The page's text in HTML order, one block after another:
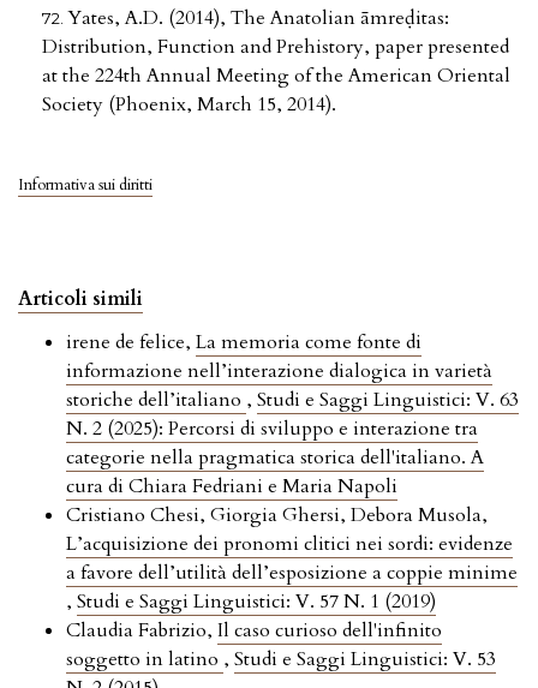
Informativa sui diritti
Yates, A.D. (2014), The Anatolian āmreḍitas:
Distribution, Function and Prehistory, paper presented
at the 224th Annual Meeting of the American Oriental
Society (Phoenix, March 15, 2014).
Articoli simili
irene de felice, La memoria come fonte di
informazione nell’interazione dialogica in varietà
storiche dell’italiano , Studi e Saggi Linguistici: V. 63
N. 2 (2025): Percorsi di sviluppo e interazione tra
categorie nella pragmatica storica dell'italiano. A
cura di Chiara Fedriani e Maria Napoli
Cristiano Chesi, Giorgia Ghersi, Debora Musola,
L’acquisizione dei pronomi clitici nei sordi: evidenze
a favore dell’utilità dell’esposizione a coppie minime
, Studi e Saggi Linguistici: V. 57 N. 1 (2019)
Claudia Fabrizio, Il caso curioso dell'infinito
soggetto in latino , Studi e Saggi Linguistici: V. 53